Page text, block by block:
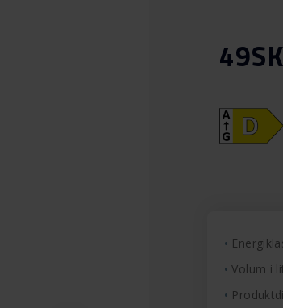
Volum i